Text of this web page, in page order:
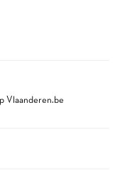
Vlaanderen.be